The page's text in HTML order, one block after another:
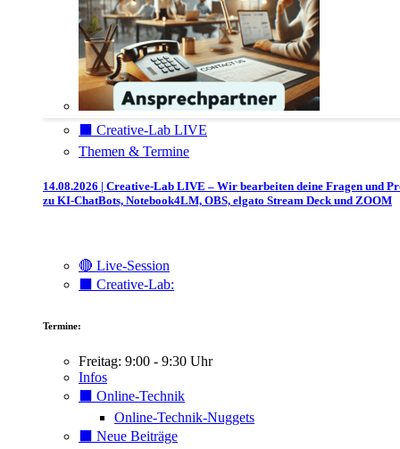
⬛️ Creative-Lab LIVE
Themen & Termine
14.08.2026 | Creative-Lab LIVE – Wir bearbeiten deine Fragen und
zu KI-ChatBots, Notebook4LM, OBS, elgato Stream Deck und ZOOM
🔴 Live-Session
⬛️ Creative-Lab:
Termine:
Freitag: 9:00 - 9:30 Uhr
Infos
⬛️ Online-Technik
Online-Technik-Nuggets
⬛️ Neue Beiträge